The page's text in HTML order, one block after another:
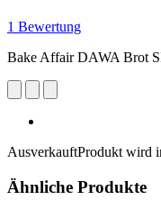
1 Bewertung
Bake Affair DAWA Brot
AusverkauftProdukt wird
Ähnliche Produkte